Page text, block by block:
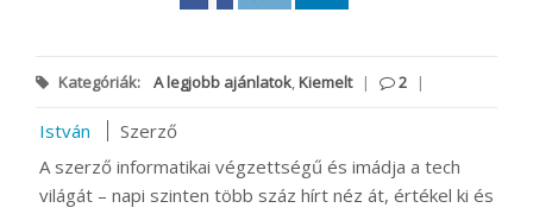
Kategóriák: A legjobb ajánlatok,Kiemelt | 2 |
István
Szerző
A szerző informatikai végzettségű és imádja a tech
világát – napi szinten több száz hírt néz át, értékel ki és